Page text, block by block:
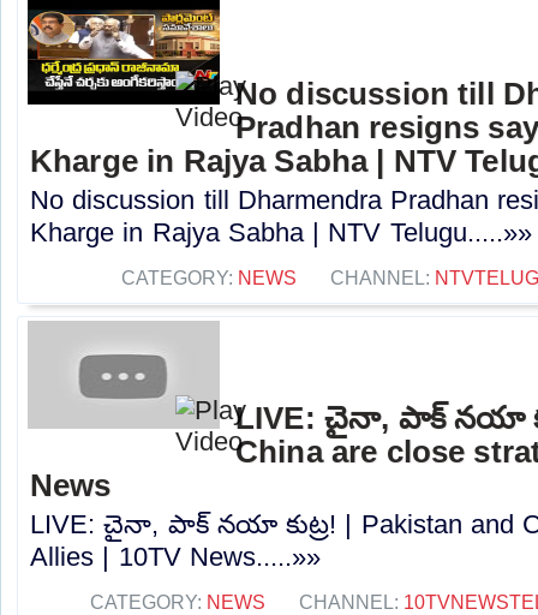
No discussion till
Pradhan resigns
Kharge in Rajya Sabha | NTV
No discussion till Dharmendra Pradhan
Kharge in Rajya Sabha | NTV Telugu.....»»
CATEGORY: NEWS CHANNEL:
LIVE: చైనా, పాక్ నయా
China are close
News
LIVE: చైనా, పాక్ నయా కుట్ర! | Pakistan and
Allies | 10TV News.....»»
CATEGORY: NEWS CHANNEL: